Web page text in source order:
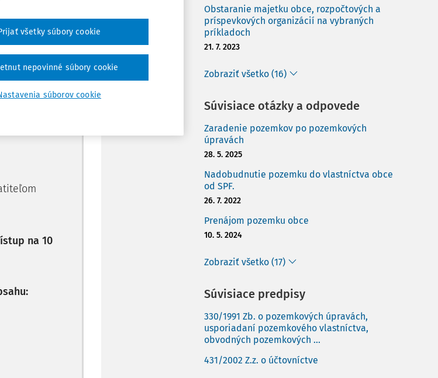
Prihláste sa
na 10
Obstaranie majetku obce, rozpočtových a
príspevkových organizácií na vybraných
príkladoch
21. 7. 2023
Zobraziť všetko (16)
Súvisiace otázky a odpovede
Zaradenie pozemkov po pozemkových
úpravách
28. 5. 2025
Nadobudnutie pozemku do vlastníctva obce
od SPF.
26. 7. 2022
Prenájom pozemku obce
10. 5. 2024
Zobraziť všetko (17)
Súvisiace predpisy
330/1991 Zb. o pozemkových úpravách,
usporiadaní pozemkového vlastníctva,
obvodných pozemkových ...
431/2002 Z.z. o účtovníctve
súborov cookie
nepovinné súbory cookie
všetky súbory cookie